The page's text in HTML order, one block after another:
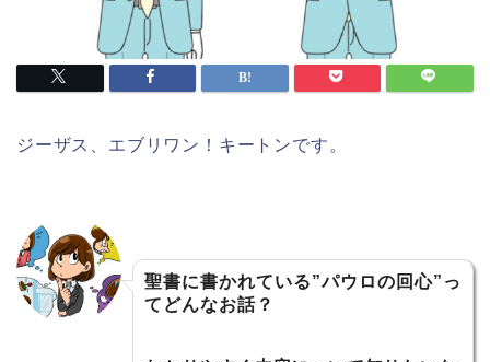
ジーザス、エブリワン！キートンです。
聖書に書かれている”パウロの回心”っ
てどんなお話？